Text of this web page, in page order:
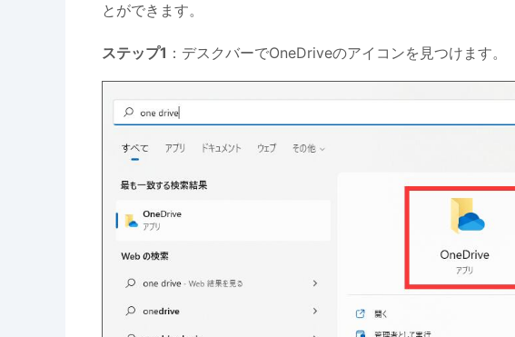
とができます。
ステップ1 ：デスクバーでOneDriveのアイコンを見つけます。